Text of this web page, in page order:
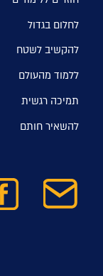
לחלום בגדול
להקשיב לשטח
ללמוד מהעולם
תמיכה רגשית
להשאיר חותם